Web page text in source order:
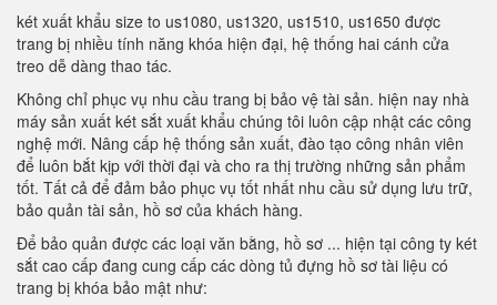
két xuất khẩu size to us1080, us1320, us1510, us1650 được
trang bị nhiều tính năng khóa hiện đại, hệ thống hai cánh cửa
treo dễ dàng thao tác.
Không chỉ phục vụ nhu cầu trang bị bảo vệ tài sản. hiện nay nhà
máy sản xuất két sắt xuất khẩu chúng tôi luôn cập nhật các công
nghệ mới. Nâng cấp hệ thống sản xuất, đào tạo công nhân viên
để luôn bắt kịp với thời đại và cho ra thị trường những sản phẩm
tốt. Tất cả để đảm bảo phục vụ tốt nhất nhu cầu sử dụng lưu trữ,
bảo quản tài sản, hồ sơ của khách hàng.
Để bảo quản được các loại văn bằng, hồ sơ ... hiện tại công ty két
sắt cao cấp đang cung cấp các dòng tủ đựng hồ sơ tài liệu có
trang bị khóa bảo mật như: